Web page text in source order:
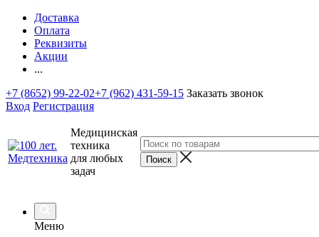
Доставка
Оплата
Реквизиты
Акции
...
+7 (8652) 99-22-02+7 (962) 431-59-15 Заказать звонок
Вход Регистрация
Медицинская
техника
для любых
задач
Меню